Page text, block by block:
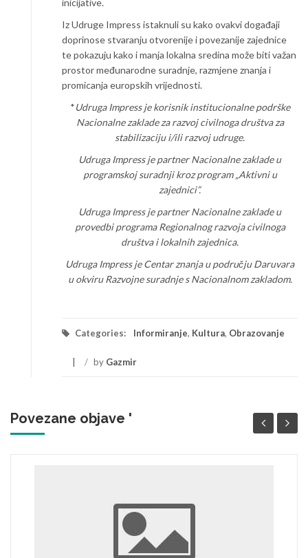
inicijative.
Iz Udruge Impress istaknuli su kako ovakvi događaji
doprinose stvaranju otvorenije i povezanije zajednice
te pokazuju kako i manja lokalna sredina može biti važan
prostor međunarodne suradnje, razmjene znanja i
promicanja europskih vrijednosti.
*Udruga Impress je korisnik institucionalne podrške
Nacionalne zaklade za razvoj civilnoga društva za
stabilizaciju i/ili razvoj udruge.
Udruga Impress je partner Nacionalne zaklade u
programskoj suradnji kroz program „Aktivni u
zajednici”.
Udruga Impress je partner Nacionalne zaklade u
provedbi programa Regionalnog razvoja civilnoga
društva i lokalnih zajednica.
Udruga Impress je Centar znanja u području Daruvara
u okviru Razvojne suradnje s Nacionalnom zakladom.
Categories: Informiranje, Kultura, Obrazovanje
/ by Gazmir
Povezane objave '